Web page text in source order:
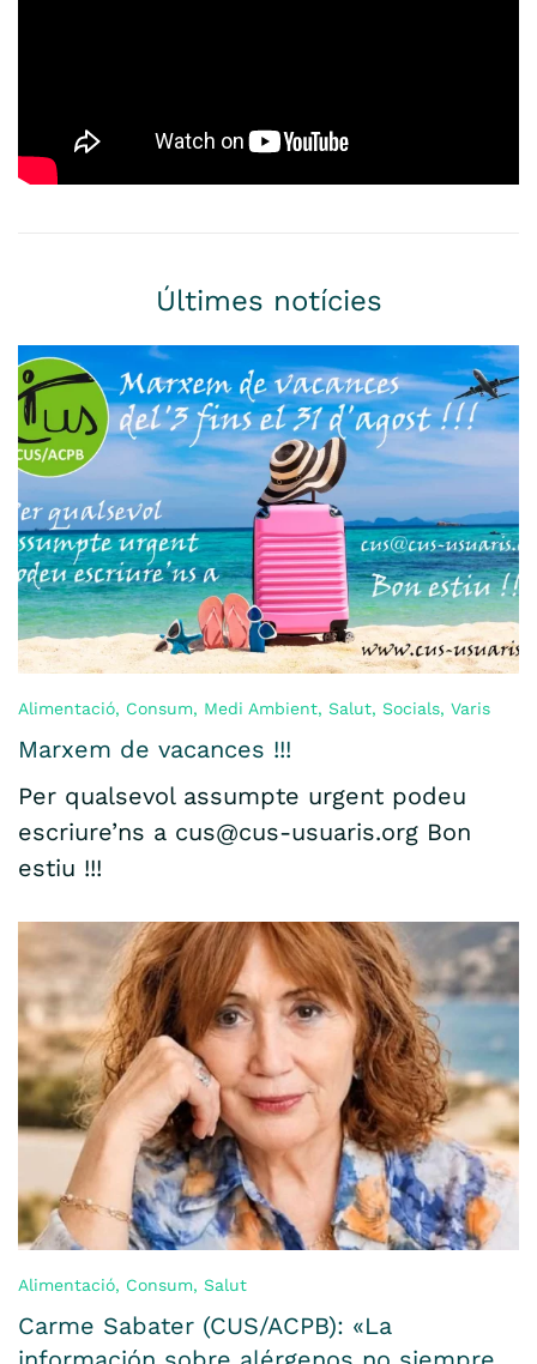
Últimes notícies
Alimentació, Consum, Medi Ambient, Salut, Socials, Varis
Marxem de vacances !!!
Per qualsevol assumpte urgent podeu
escriure’ns a cus@cus-usuaris.org Bon
estiu !!!
Alimentació, Consum, Salut
Carme Sabater (CUS/ACPB): «La